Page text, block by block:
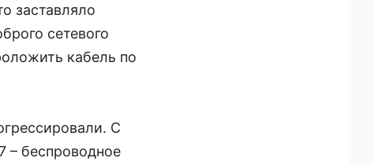
заставляло
сетевого
кабель по
С
– беспроводное